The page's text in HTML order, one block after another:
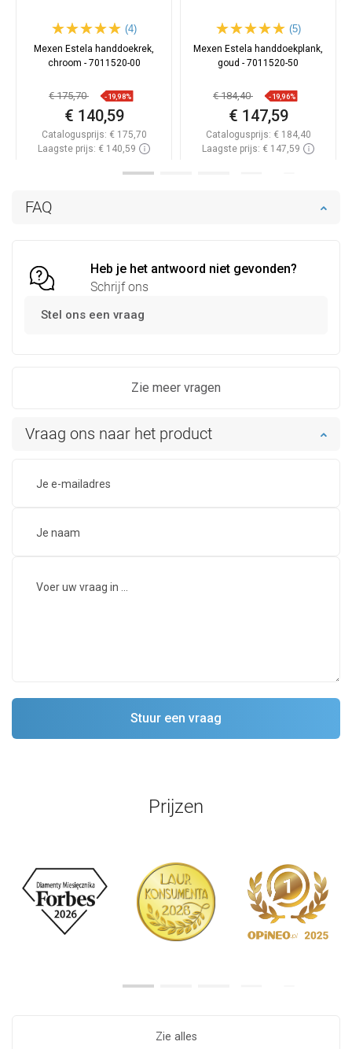
FAQ
Heb je het antwoord niet gevonden?
Schrijf ons
Stel ons een vraag
Zie meer vragen
Vraag ons naar het product
(4)
Mexen Estela handdoekrek,
chroom - 7011520-00
€ 175,70 -19,98%
€ 140,59
Catalogusprijs: € 175,70
Laagste prijs: € 140,59
(5)
Mexen Estela handdoekplank,
goud - 7011520-50
€ 184,40 -19,96%
€ 147,59
Catalogusprijs: € 184,40
Laagste prijs: € 147,59
Prijzen
Zie alles